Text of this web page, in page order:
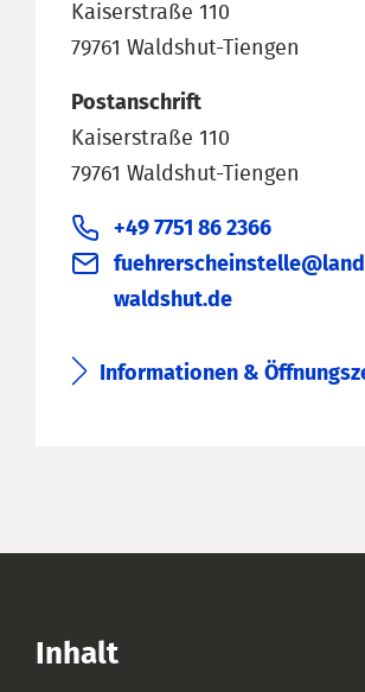
Kaiserstraße 110
79761 Waldshut-Tiengen
Postanschrift
Kaiserstraße 110
79761 Waldshut-Tiengen
+49 7751 86 2366
waldshut.de
Informationen &
Inhalt